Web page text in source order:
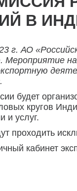
В
г. АО
Мероприятие
будет
кругов
и услуг.
проходить
кабинет